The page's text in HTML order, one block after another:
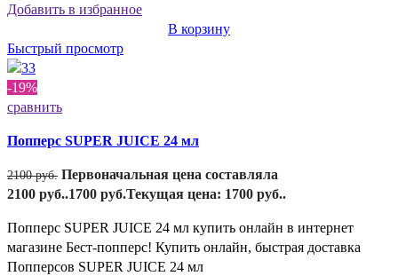
Добавить в избранное
В корзину
Быстрый просмотр
-19%
сравнить
Попперс SUPER JUICE 24 мл
2100руб. Первоначальная цена составляла
2100 руб..1700 руб.Текущая цена: 1700 руб..
Попперс SUPER JUICE 24 мл купить онлайн в интернет
магазине Бест-попперс! Купить онлайн, быстрая доставка
Попперсов SUPER JUICE 24 мл